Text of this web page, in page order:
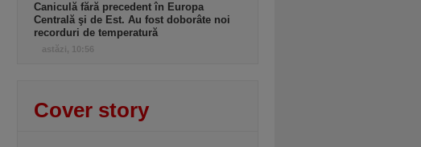
Caniculă fără precedent în Europa
Centrală şi de Est. Au fost doborâte noi
recorduri de temperatură
astăzi, 10:56
Cover story